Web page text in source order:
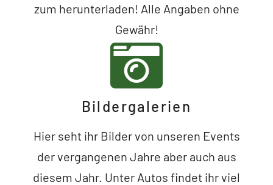
zum herunterladen! Alle Angaben ohne
Gewähr!
Bildergalerien
Hier seht ihr Bilder von unseren Events
der vergangenen Jahre aber auch aus
diesem Jahr. Unter Autos findet ihr viel